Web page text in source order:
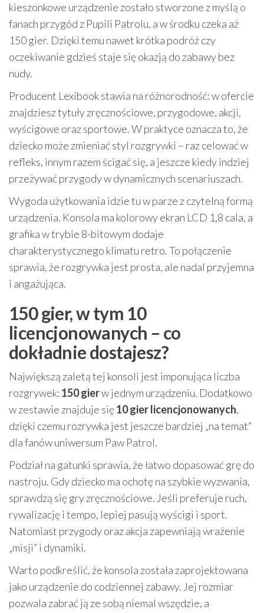
kieszonkowe urządzenie zostało stworzone z myślą o
fanach przygód z Pupili Patrolu, a w środku czeka aż
150 gier. Dzięki temu nawet krótka podróż czy
oczekiwanie gdzieś staje się okazją do zabawy bez
nudy.
Producent Lexibook stawia na różnorodność: w ofercie
znajdziesz tytuły zręcznościowe, przygodowe, akcji,
wyścigowe oraz sportowe. W praktyce oznacza to, że
dziecko może zmieniać styl rozgrywki – raz celować w
refleks, innym razem ścigać się, a jeszcze kiedy indziej
przeżywać przygody w dynamicznych scenariuszach.
Wygoda użytkowania idzie tu w parze z czytelną formą
urządzenia. Konsola ma kolorowy ekran LCD 1,8 cala, a
grafika w trybie 8-bitowym dodaje
charakterystycznego klimatu retro. To połączenie
sprawia, że rozgrywka jest prosta, ale nadal przyjemna
i angażująca.
150 gier, w tym 10
licencjonowanych – co
dokładnie dostajesz?
Największą zaletą tej konsoli jest imponująca liczba
rozgrywek: 150 gierw jednym urządzeniu. Dodatkowo
w zestawie znajduje się10 gier licencjonowanych,
dzięki czemu rozrywka jest jeszcze bardziej „na temat”
dla fanów uniwersum Paw Patrol.
Podział na gatunki sprawia, że łatwo dopasować grę do
nastroju. Gdy dziecko ma ochotę na szybkie wyzwania,
sprawdzą się gry zręcznościowe. Jeśli preferuje ruch,
rywalizację i tempo, lepiej pasują wyścigi i sport.
Natomiast przygody oraz akcja zapewniają wrażenie
„misji” i dynamiki.
Warto podkreślić, że konsola została zaprojektowana
jako urządzenie do codziennej zabawy. Jej rozmiar
pozwala zabrać ją ze sobą niemal wszędzie, a